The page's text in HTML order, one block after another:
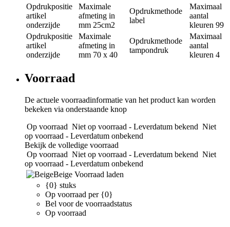
Opdrukpositie
artikel
onderzijde
Maximale
afmeting in
mm 25cm2
Opdrukmethode
label
Maximaal
aantal
kleuren 99
Opdrukpositie
artikel
onderzijde
Maximale
afmeting in
mm 70 x 40
Opdrukmethode
tampondruk
Maximaal
aantal
kleuren 4
Voorraad
De actuele voorraadinformatie van het product kan worden
bekeken via onderstaande knop
Op voorraad Niet op voorraad - Leverdatum bekend Niet
op voorraad - Leverdatum onbekend
Bekijk de volledige voorraad
Op voorraad Niet op voorraad - Leverdatum bekend Niet
op voorraad - Leverdatum onbekend
Beige Voorraad laden
{0} stuks
Op voorraad per {0}
Bel voor de voorraadstatus
Op voorraad